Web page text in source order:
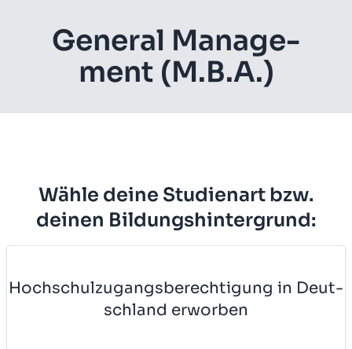
Ge­ne­ral Ma­nage­
ment (M.B.A.)
Wähle deine Studienart bzw.
deinen Bildungshintergrund:
Hoch­schul­zu­gangs­be­rech­ti­gung in Deut­
sch­land er­wor­ben